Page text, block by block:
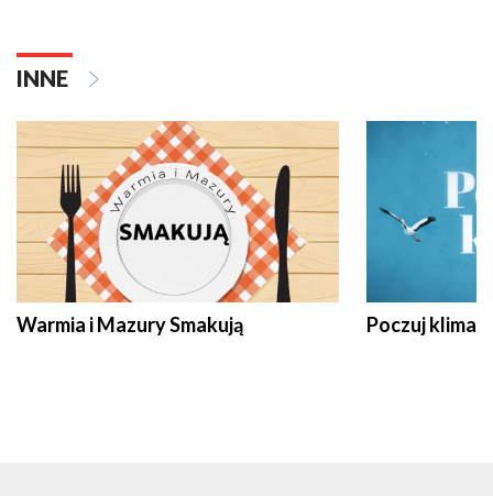
INNE
Warmia i Mazury Smakują Poczuj klimat